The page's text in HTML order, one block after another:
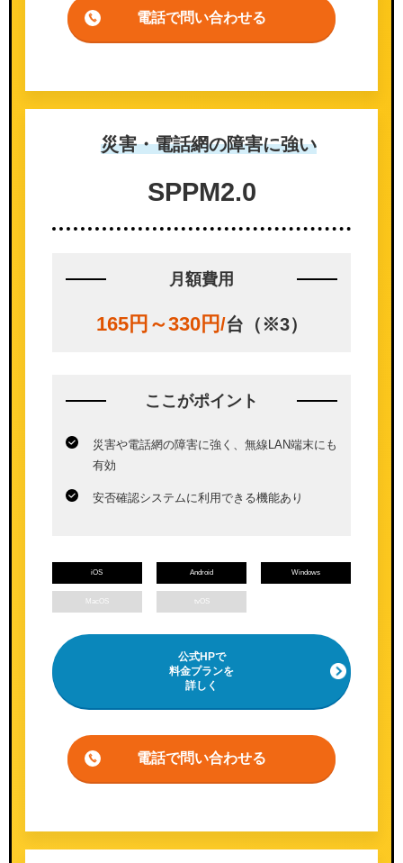
電話で問い合わせる
災害・電話網の障害に強い
SPPM2.0
月額費用
165円～330円/台（※3）
ここがポイント
災害や電話網の障害に強く、無線LAN端末にも
有効
安否確認システムに利用できる機能あり
iOS Android Windows
MacOS tvOS
公式HPで
料金プランを
詳しく
電話で問い合わせる